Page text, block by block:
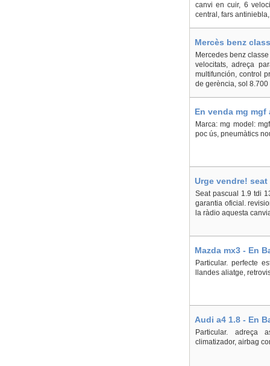
canvi en cuir, 6
central, fars
Mercès benz
Mercedes benz
velocitats, adreça
multifunción, control
de gerència, sol
En venda mg
Marca: mg model:
poc ús, pneumàtics
Urge vendre!
Seat pascual 1.9 tdi
garantia oficial.
la ràdio aquesta
Mazda mx3 - En
Particular. perfecte
llandes aliatge,
Audi a4 1.8 - En
Particular. adreça
climatizador, airbag